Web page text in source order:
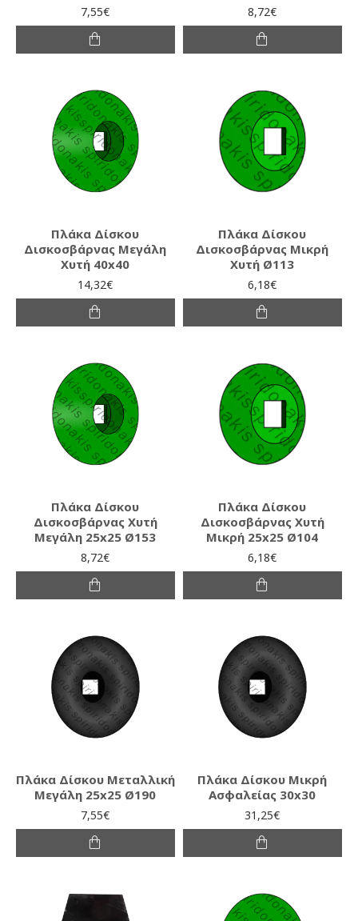
7,55€ 8,72€
Πλάκα Δίσκου
Δισκοσβάρνας Μεγάλη
Χυτή 40x40
14,32€
Πλάκα Δίσκου
Δισκοσβάρνας Μικρή
Χυτή Ø113
6,18€
Πλάκα Δίσκου
Δισκοσβάρνας Χυτή
Μεγάλη 25x25 Ø153
8,72€
Πλάκα Δίσκου
Δισκοσβάρνας Χυτή
Μικρή 25x25 Ø104
6,18€
Πλάκα Δίσκου Μεταλλική
Μεγάλη 25x25 Ø190
7,55€
Πλάκα Δίσκου Μικρή
Ασφαλείας 30x30
31,25€